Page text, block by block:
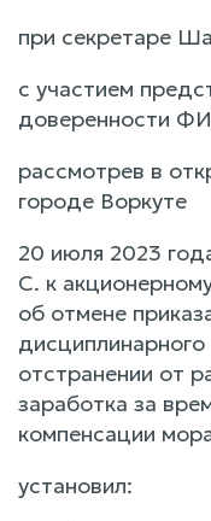
при секретаре
с участием
доверенности
рассмотрев в
городе Воркуте
20 июля 2023
С. к
об отмене
отстранении от
заработка за
компенсации
установил: